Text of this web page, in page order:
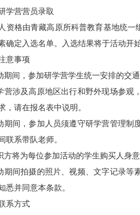
营营员录取
格由青藏高原所科普教育基地统一
确定入选名单。入选结果将于活动开
事项
，参加研学营学生统一安排的交通
涉及高原地区出行和野外现场参观，
，请在报名表中说明。
间，参加人员须遵守研学营管理制度
联系带队老师。
为每位参加活动的学生购买人身意
间拍摄的照片、视频、文字记录等素
悉并同意本条款。
方式